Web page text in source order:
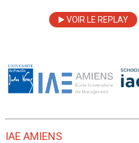
▶️ VOIR LE REPLAY
IAE AMIENS